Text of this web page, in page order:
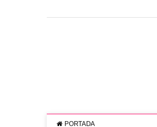
PORTADA